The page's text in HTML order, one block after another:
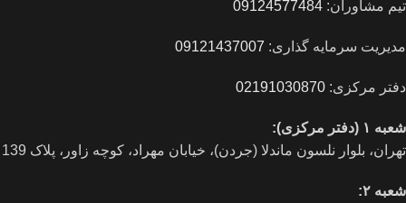
تیم مشاوران: 09124577484
مدیریت سرمایه گذاری: 09121437007
دفتر مرکزی: 02191030870
شعبه ۱ (دفتر مرکزی):
تهران، بلوار نلسون ماندلا (جردن)، خیابان مهراد، کوچه زاور، پلاک 139
شعبه ۲: